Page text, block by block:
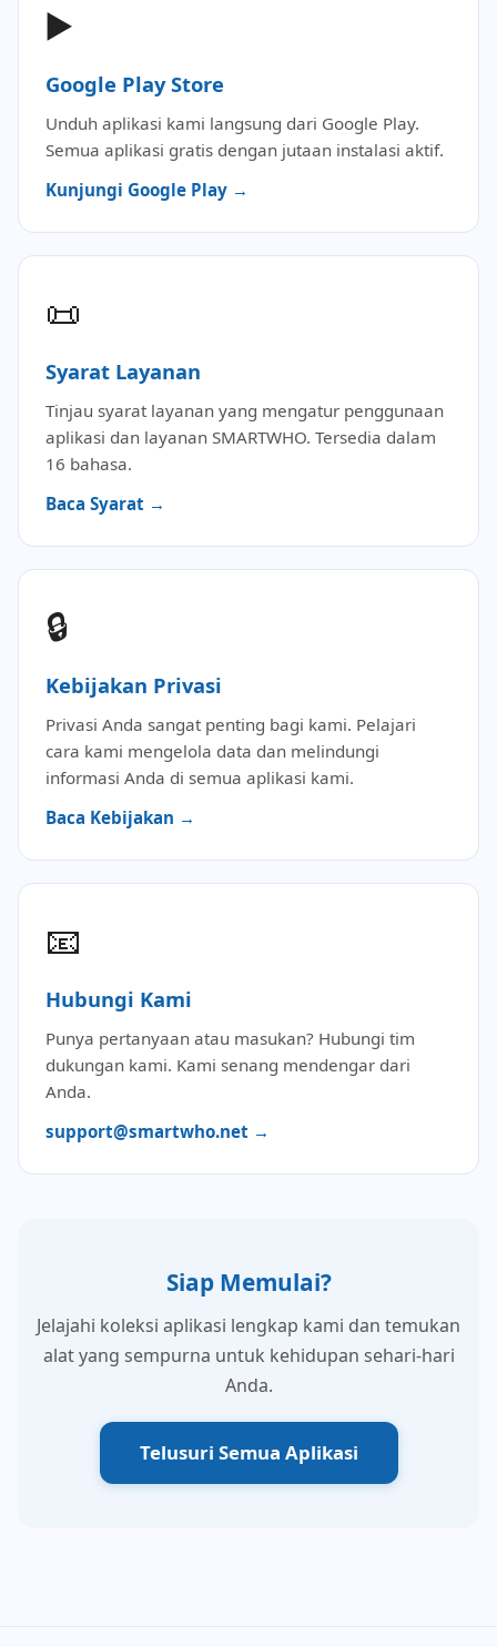
▶️
Google Play Store
Unduh aplikasi kami langsung dari Google Play.
Semua aplikasi gratis dengan jutaan instalasi aktif.
Kunjungi Google Play →
📜
Syarat Layanan
Tinjau syarat layanan yang mengatur penggunaan
aplikasi dan layanan SMARTWHO. Tersedia dalam
16 bahasa.
Baca Syarat →
🔒
Kebijakan Privasi
Privasi Anda sangat penting bagi kami. Pelajari
cara kami mengelola data dan melindungi
informasi Anda di semua aplikasi kami.
Baca Kebijakan →
📧
Hubungi Kami
Punya pertanyaan atau masukan? Hubungi tim
dukungan kami. Kami senang mendengar dari
Anda.
support@smartwho.net →
Siap Memulai?
Jelajahi koleksi aplikasi lengkap kami dan temukan
alat yang sempurna untuk kehidupan sehari-hari
Anda.
Telusuri Semua Aplikasi